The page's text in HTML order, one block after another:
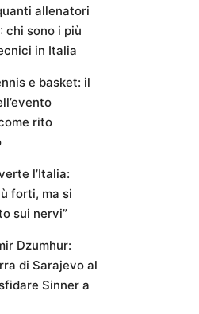
allenatori
chi sono i più
in Italia
e basket: il
rito
l’Italia:
forti, ma si
sui nervi”
Dzumhur:
di Sarajevo al
Sinner a